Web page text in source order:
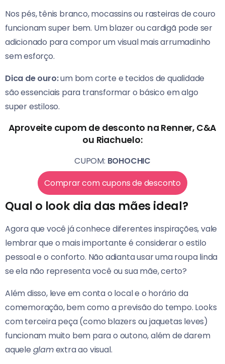
Nos pés, tênis branco, mocassins ou rasteiras de couro
funcionam super bem. Um blazer ou cardigã pode ser
adicionado para compor um visual mais arrumadinho
sem esforço.
Dica de ouro:um bom corte e tecidos de qualidade
são essenciais para transformar o básico em algo
super estiloso.
Aproveite cupom de desconto na Renner, C&A
ou Riachuelo:
CUPOM: BOHOCHIC
Comprar com cupons de desconto
Qual o look dia das mães ideal?
Agora que você já conhece diferentes inspirações, vale
lembrar que o mais importante é considerar o estilo
pessoal e o conforto. Não adianta usar uma roupa linda
se ela não representa você ou sua mãe, certo?
Além disso, leve em conta o local e o horário da
comemoração, bem como a previsão do tempo. Looks
com terceira peça (como blazers ou jaquetas leves)
funcionam muito bem para o outono, além de darem
aquele glamextra ao visual.